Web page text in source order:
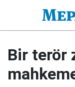
Bir terör